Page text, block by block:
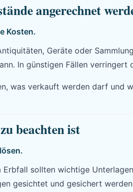
angerechnet
Kosten.
Geräte oder
In günstigen Fällen verringert
was verkauft werden darf und
beachten ist
sollten wichtige
gesichtet und gesichert